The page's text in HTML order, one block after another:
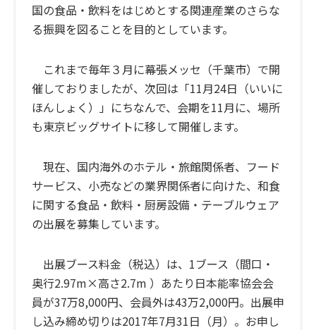
国の食品・飲料をはじめとする関連産業のさらな
る振興を図ることを目的としています。
これまで毎年３月に幕張メッセ（千葉市）で開
催しておりましたが、次回は「11月24日（いいに
ほんしょく）」にちなんで、会期を11月に、場所
も東京ビッグサイトに移して開催します。
現在、国内海外のホテル・旅館関係者、フード
サービス、小売などの業界関係者に向けた、和食
に関する食品・飲料・厨房設備・テーブルウェア
の出展を募集しています。
出展ブース料金（税込）は、1ブース（間口・
奥行2.97m×高さ2.7m ）あたり日本能率協会会
員が37万8,000円、会員外は43万2,000円。出展申
し込み締め切りは2017年7月31日（月）。お申し